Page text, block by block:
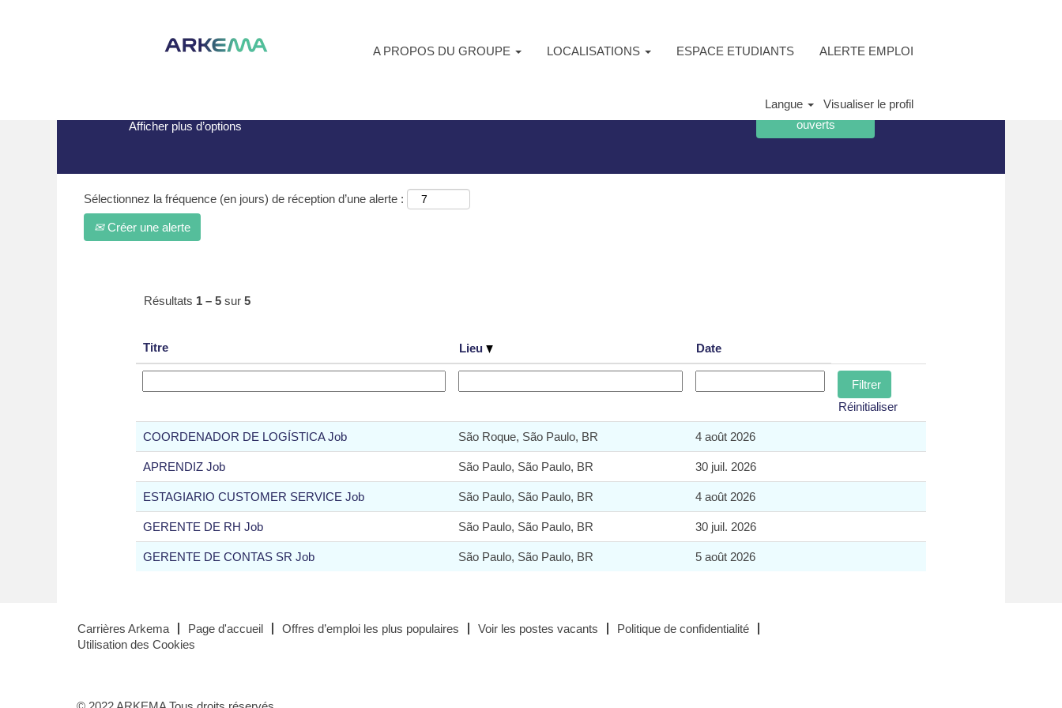
A PROPOS DU GROUPE LOCALISATIONS ESPACE ETUDIANTS ALERTE EMPLOI
Langue Visualiser le profil
Résultats de la recherche pour "Brazil".
Afficher plus d’options
Sélectionnez la fréquence (en jours) de réception d’une alerte :
Créer une alerte
Résultats 1 – 5 sur 5
Titre Lieu Date
Réinitialiser
COORDENADOR DE LOGÍSTICA Job São Roque, São Paulo, BR 4 août 2026
APRENDIZ Job São Paulo, São Paulo, BR 30 juil. 2026
ESTAGIARIO CUSTOMER SERVICE Job São Paulo, São Paulo, BR 4 août 2026
GERENTE DE RH Job São Paulo, São Paulo, BR 30 juil. 2026
GERENTE DE CONTAS SR Job São Paulo, São Paulo, BR 5 août 2026
Carrières Arkema Page d'accueil Offres d’emploi les plus populaires Voir les postes vacants
Politique de confidentialité
Utilisation des Cookies